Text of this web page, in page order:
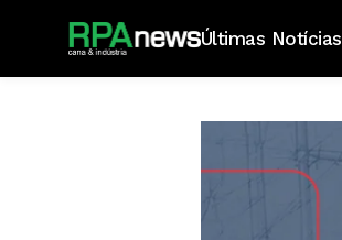
Últimas Notícias